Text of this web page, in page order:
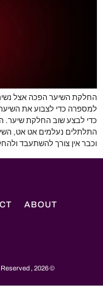
החלקת השיער הפכה אצל
למספרה כדי לצבוע את
כדי לבצע שוב החלקת שיער.
התלתלים נעלמים אט אט,
וכבר אין צורך להשתעבד
ABOUT
© 2026 , Thewihstle Sport Blog template. All Rights Reserved